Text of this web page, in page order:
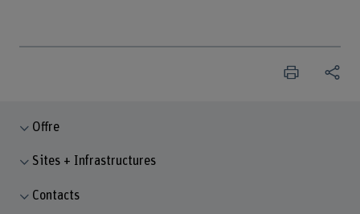
Offre
Sites + Infrastructures
Contacts